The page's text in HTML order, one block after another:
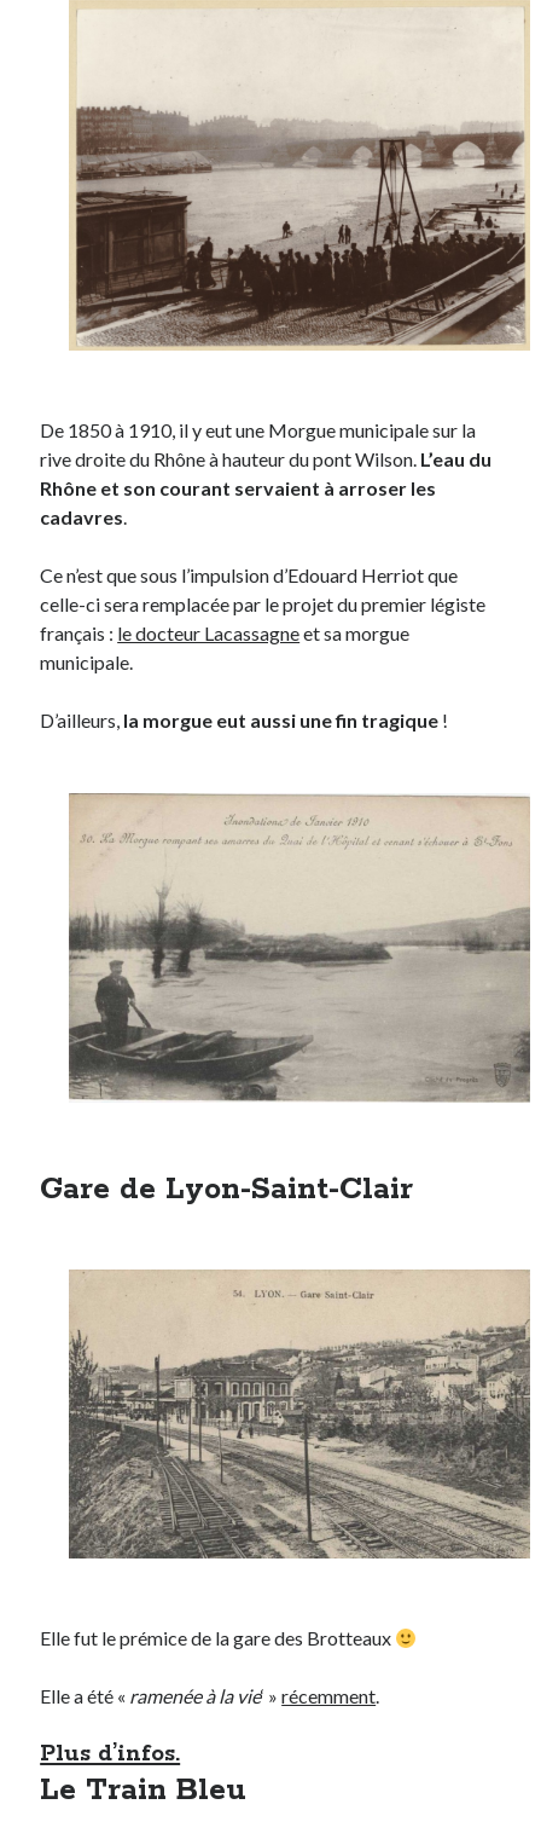
De 1850 à 1910, il y eut une Morgue municipale sur la
rive droite du Rhône à hauteur du pont Wilson. L’eau du
Rhône et son courant servaient à arroser les
cadavres.
Ce n’est que sous l’impulsion d’Edouard Herriot que
celle-ci sera remplacée par le projet du premier légiste
français : le docteur Lacassagneet sa morgue
municipale.
D’ailleurs, la morgue eut aussi une fin tragique !
Gare de Lyon-Saint-Clair
Elle fut le prémice de la gare des Brotteaux
Elle a été « ramenée à la vie‘ »récemment.
Plus d’infos.
Le Train Bleu